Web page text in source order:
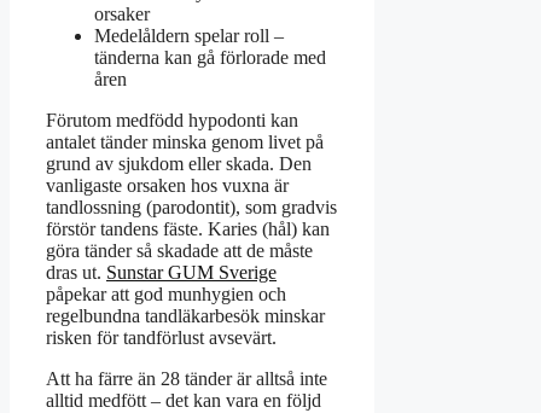
orsaker
Medelåldern spelar roll –
tänderna kan gå förlorade med
åren
Förutom medfödd hypodonti kan
antalet tänder minska genom livet på
grund av sjukdom eller skada. Den
vanligaste orsaken hos vuxna är
tandlossning (parodontit), som gradvis
förstör tandens fäste. Karies (hål) kan
göra tänder så skadade att de måste
dras ut. Sunstar GUM Sverige
påpekar att god munhygien och
regelbundna tandläkarbesök minskar
risken för tandförlust avsevärt.
Att ha färre än 28 tänder är alltså inte
alltid medfött – det kan vara en följd